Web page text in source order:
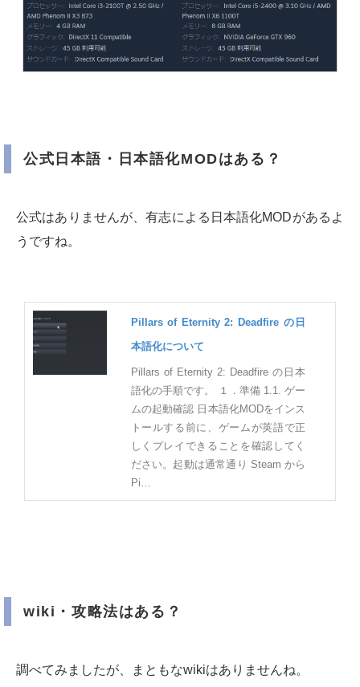
公式日本語・日本語化MODはある？
公式はありませんが、有志による日本語化MODがあるよ
うですね。
Pillars of Eternity 2: Deadfire の日
本語化について
Pillars of Eternity 2: Deadfire の日本
語化の手順です。 １．準備 1.1. ゲー
ムの起動確認 日本語化MODをインス
トールする前に、ゲームが英語で正
しくプレイできることを確認してく
ださい。起動は通常通り Steam から
Pi…
wiki・攻略法はある？
調べてみましたが、まともなwikiはありませんね。